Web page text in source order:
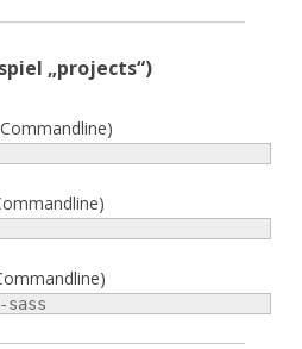
„projects“)